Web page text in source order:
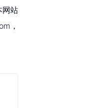
网站
，